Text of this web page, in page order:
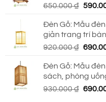
650.000₫ Giá
là:
Đèn Gỗ: Mẫu
giản trang trí
920.000₫ Giá
là:
Đèn Gỗ: Mẫu
sách, phòng
930.000₫ Giá